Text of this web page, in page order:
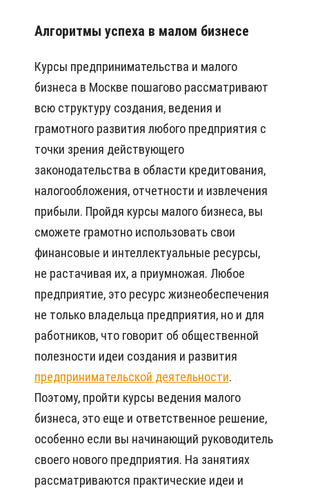
Алгоритмы успеха в малом бизнесе
Курсы предпринимательства и малого
бизнеса в Москве пошагово рассматривают
всю структуру создания, ведения и
грамотного развития любого предприятия с
точки зрения действующего
законодательства в области кредитования,
налогообложения, отчетности и извлечения
прибыли. Пройдя курсы малого бизнеса, вы
сможете грамотно использовать свои
финансовые и интеллектуальные ресурсы,
не растачивая их, а приумножая. Любое
предприятие, это ресурс жизнеобеспечения
не только владельца предприятия, но и для
работников, что говорит об общественной
полезности идеи создания и развития
предпринимательской деятельности.
Поэтому, пройти курсы ведения малого
бизнеса, это еще и ответственное решение,
особенно если вы начинающий руководитель
своего нового предприятия. На занятиях
рассматриваются практические идеи и